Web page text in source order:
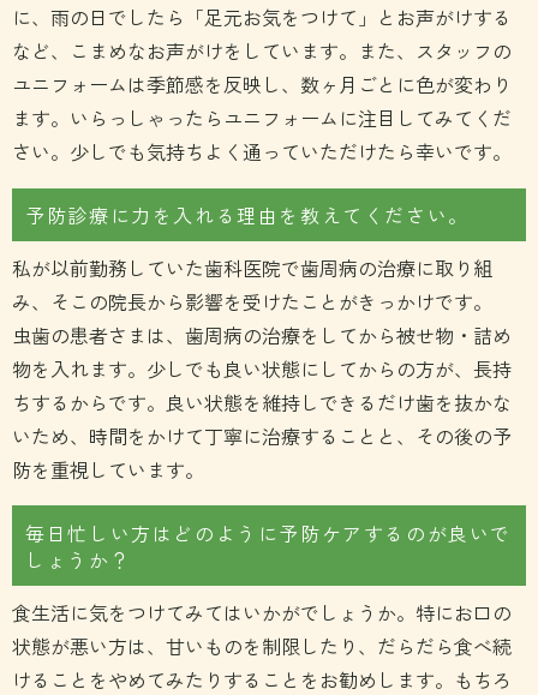
に、雨の日でしたら「足元お気をつけて」とお声がけする
など、こまめなお声がけをしています。また、スタッフの
ユニフォームは季節感を反映し、数ヶ月ごとに色が変わり
ます。いらっしゃったらユニフォームに注目してみてくだ
さい。少しでも気持ちよく通っていただけたら幸いです。
予防診療に力を入れる理由を教えてください。
私が以前勤務していた歯科医院で歯周病の治療に取り組
み、そこの院長から影響を受けたことがきっかけです。
虫歯の患者さまは、歯周病の治療をしてから被せ物・詰め
物を入れます。少しでも良い状態にしてからの方が、長持
ちするからです。良い状態を維持しできるだけ歯を抜かな
いため、時間をかけて丁寧に治療することと、その後の予
防を重視しています。
毎日忙しい方はどのように予防ケアするのが良いで
しょうか？
食生活に気をつけてみてはいかがでしょうか。特にお口の
状態が悪い方は、甘いものを制限したり、だらだら食べ続
けることをやめてみたりすることをお勧めします。もちろ